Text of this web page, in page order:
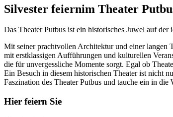
Silvester feiernim Theater
Das Theater Putbus ist ein historisches Juwel auf
Mit seiner prachtvollen Architektur und einer langen
mit erstklassigen Aufführungen und kulturellen
die für unvergessliche Momente sorgt. Egal ob
Ein Besuch in diesem historischen Theater ist nicht
Faszination des Theater Putbus und tauche ein in
Hier feiern Sie